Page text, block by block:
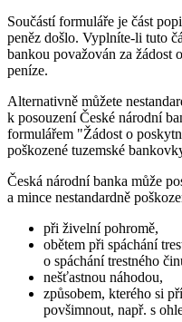
Součástí formuláře je část
peněz došlo. Vyplníte-li tuto
bankou považován za žádost
peníze.
Alternativně můžete
k posouzení České národní
formulářem "Žádost o
poškozené tuzemské
Česká národní banka může
a mince nestandardně
při živelní pohromě,
obětem při spáchání
o spáchání trestného
nešťastnou náhodou,
způsobem, kterého si
povšimnout, např. s